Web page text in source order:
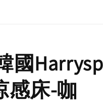
國
感床-咖